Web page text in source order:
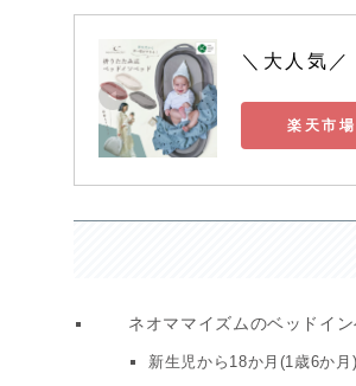
＼大人気
楽天市
ネオママイズムのベッドイ
新生児から18か月(1歳6か月